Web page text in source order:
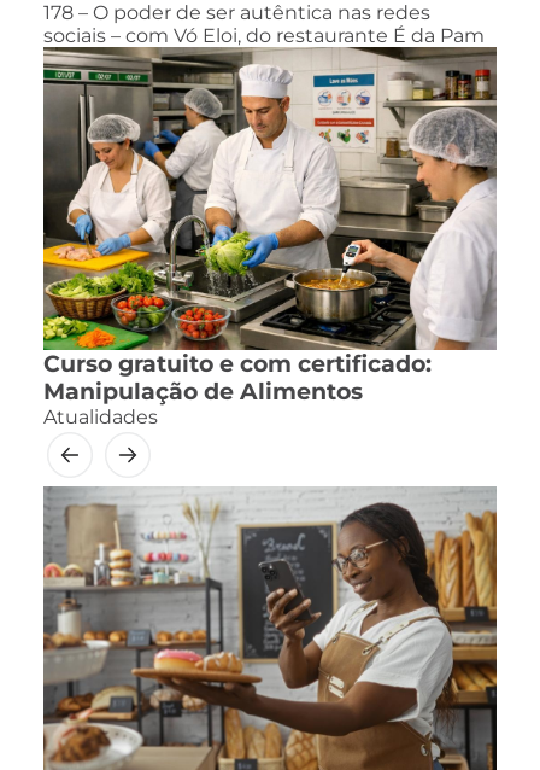
178 – O poder de ser autêntica nas redes
sociais – com Vó Eloi, do restaurante É da Pam
Curso gratuito e com certificado:
Manipulação de Alimentos
Atualidades